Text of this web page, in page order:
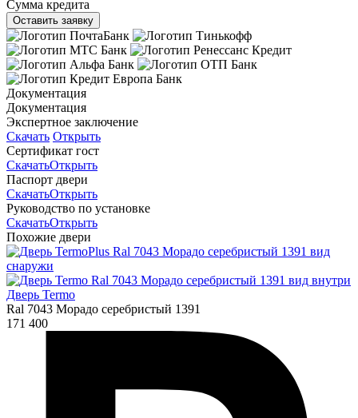
Сумма кредита
Оставить заявку
Документация
Документация
Экспертное заключение
Скачать Открыть
Сертификат гост
СкачатьОткрыть
Паспорт двери
СкачатьОткрыть
Руководство по установке
СкачатьОткрыть
Похожие двери
Дверь Termo
Ral 7043 Морадо серебристый 1391
171 400